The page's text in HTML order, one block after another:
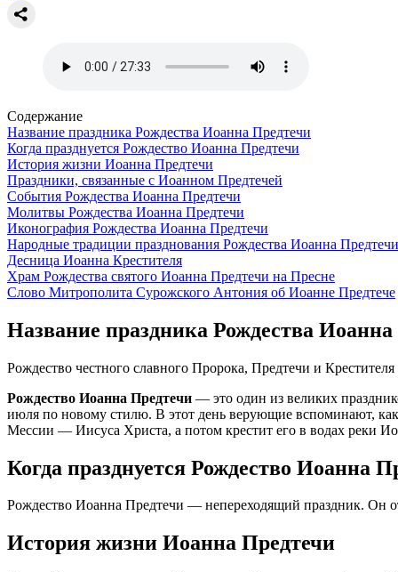
Содержание
Название праздника Рождества Иоанна Предтечи
Когда празднуется Рождество Иоанна Предтечи
История жизни Иоанна Предтечи
Праздники, связанные с Иоанном Предтечей
События Рождества Иоанна Предтечи
Молитвы Рождества Иоанна Предтечи
Иконография Рождества Иоанна Предтечи
Народные традиции празднования Рождества Иоанна
Десница Иоанна Крестителя
Храм Рождества святого Иоанна Предтечи на Пресне
Слово Митрополита Сурожского Антония об Иоанне Предтече
Название праздника Рождества
Рождество честного славного Пророка, Предтечи и
Рождество Иоанна Предтечи — это один из великих
июля по новому стилю. В этот день верующие вспоминают,
Мессии — Иисуса Христа, а потом крестит его в водах реки
Когда празднуется Рождество Иоанна
Рождество Иоанна Предтечи — непереходящий праздник. Он
История жизни Иоанна Предтечи